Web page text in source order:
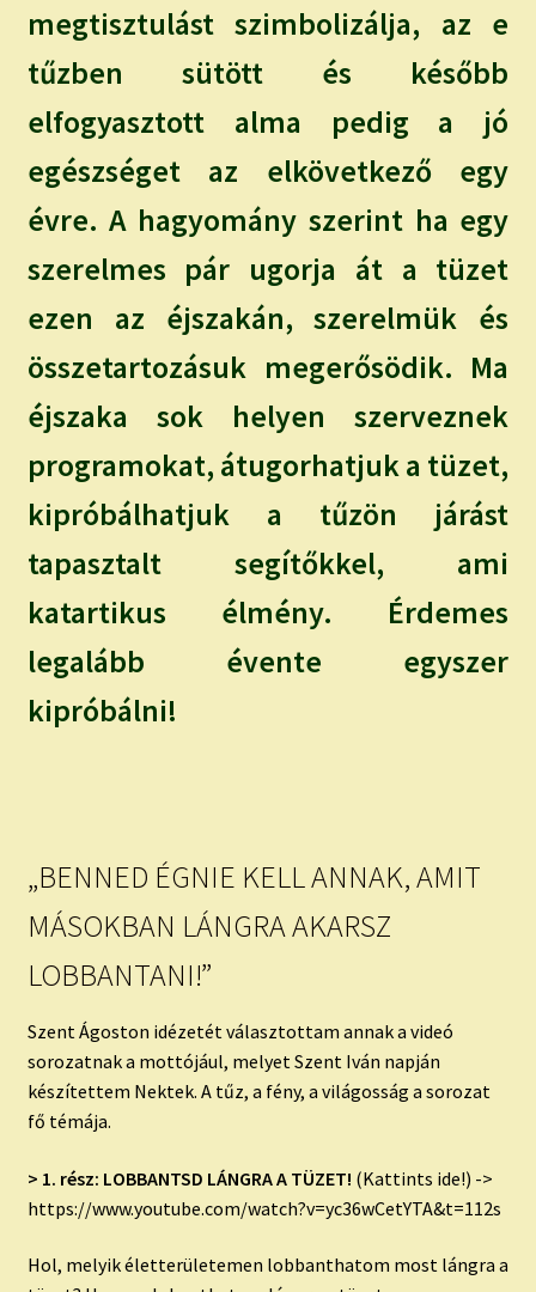
megtisztulást szimbolizálja, az e
tűzben sütött és később
elfogyasztott alma pedig a jó
egészséget az elkövetkező egy
évre. A hagyomány szerint ha egy
szerelmes pár ugorja át a tüzet
ezen az éjszakán, szerelmük és
összetartozásuk megerősödik. Ma
éjszaka sok helyen szerveznek
programokat, átugorhatjuk a tüzet,
kipróbálhatjuk a tűzön járást
tapasztalt segítőkkel, ami
katartikus élmény. Érdemes
legalább évente egyszer
kipróbálni!
„BENNED ÉGNIE KELL ANNAK, AMIT
MÁSOKBAN LÁNGRA AKARSZ
LOBBANTANI!”
Szent Ágoston idézetét választottam annak a videó
sorozatnak a mottójául, melyet Szent Iván napján
készítettem Nektek. A tűz, a fény, a világosság a sorozat
fő témája.
> 1. rész: LOBBANTSD LÁNGRA A TÜZET! (Kattints ide!) ->
https://www.youtube.com/watch?v=yc36wCetYTA&t=112s
Hol, melyik életterületemen lobbanthatom most lángra a